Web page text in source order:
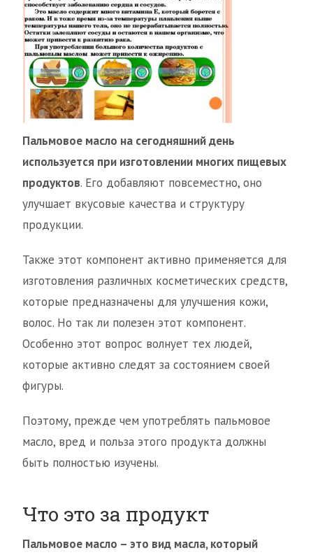
Пальмовое масло на сегодняшний день
используется при изготовлении многих пищевых
продуктов. Его добавляют повсеместно, оно
улучшает вкусовые качества и структуру
продукции.
Также этот компонент активно применяется для
изготовления различных косметических средств,
которые предназначены для улучшения кожи,
волос. Но так ли полезен этот компонент.
Особенно этот вопрос волнует тех людей,
которые активно следят за состоянием своей
фигуры.
Поэтому, прежде чем употреблять пальмовое
масло, вред и польза этого продукта должны
быть полностью изучены.
Что это за продукт
Пальмовое масло – это вид масла, который